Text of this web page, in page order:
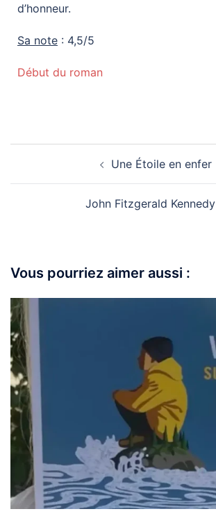
d’honneur.
Sa note : 4,5/5
Début du roman
Une Étoile en enfer
John Fitzgerald Kennedy
Vous pourriez aimer aussi :